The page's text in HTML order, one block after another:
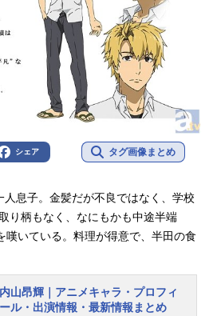
シェア タグ画像まとめ
息子。金髪だが不良ではなく、学校
り柄もなく、なにもかも中途半端
嘆いている。料理が得意で、半田の食
内山昂輝｜アニメキャラ・プロフィ
ール・出演情報・最新情報まとめ